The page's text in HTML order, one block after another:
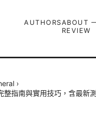
AUTHORSABOUT
REVIEW
›
整指南與實用技巧，含最新